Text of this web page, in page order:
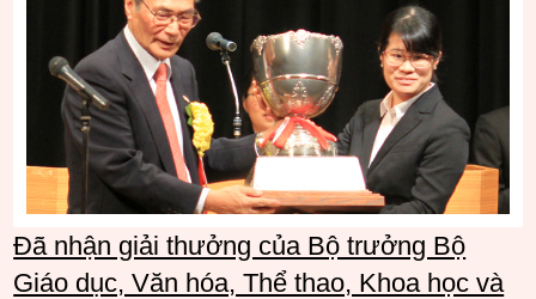
Đã nhận giải thưởng của Bộ trưởng Bộ
Giáo dục, Văn hóa, Thể thao, Khoa học và